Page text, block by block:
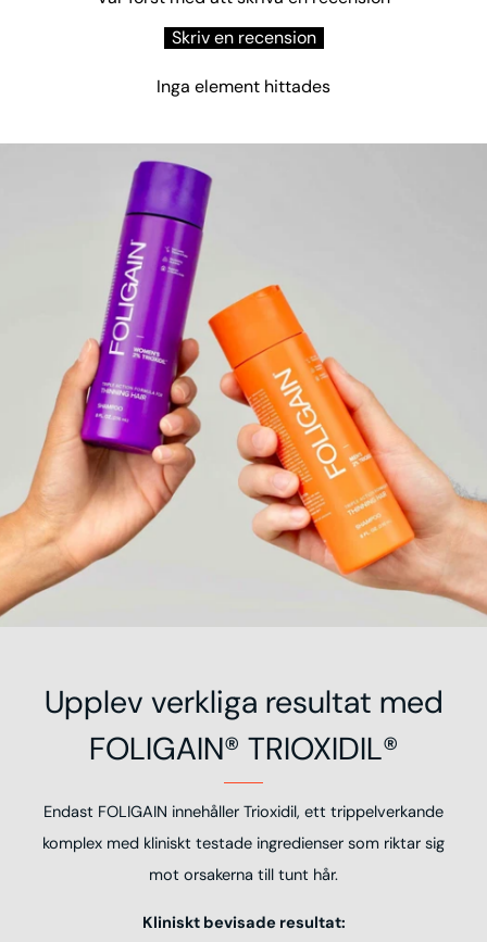
Skriv en recension
Inga element hittades
Upplev verkliga resultat med
FOLIGAIN® TRIOXIDIL®
Endast FOLIGAIN innehåller Trioxidil, ett trippelverkande
komplex med kliniskt testade ingredienser som riktar sig
mot orsakerna till tunt hår.
Kliniskt bevisade resultat: